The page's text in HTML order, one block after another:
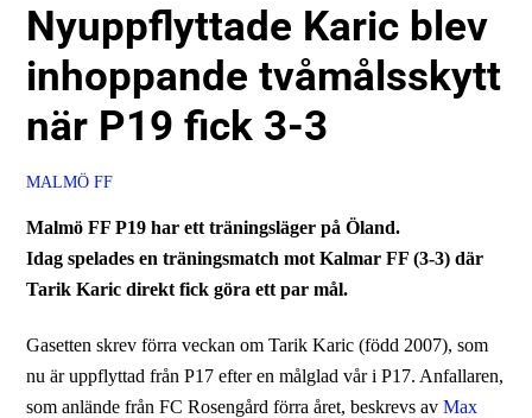
Nyuppflyttade Karic blev
inhoppande tvåmålsskytt
när P19 fick 3-3
MALMÖ FF
Malmö FF P19 har ett träningsläger på Öland.
Idag spelades en träningsmatch mot Kalmar FF (3-3) där
Tarik Karic direkt fick göra ett par mål.
Gasetten skrev förra veckan om Tarik Karic (född 2007), som
nu är uppflyttad från P17 efter en målglad vår i P17. Anfallaren,
som anlände från FC Rosengård förra året, beskrevs avMax